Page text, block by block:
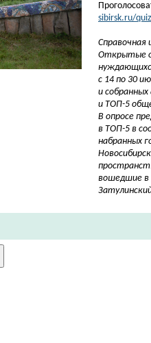
sibirsk.ru/
Справочная
Открытые
с 14 по 30
и
и ТОП-5
В опросе
в ТОП-5 в
набранных
вошедшие в